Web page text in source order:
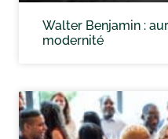
Walter Benjamin :
modernité